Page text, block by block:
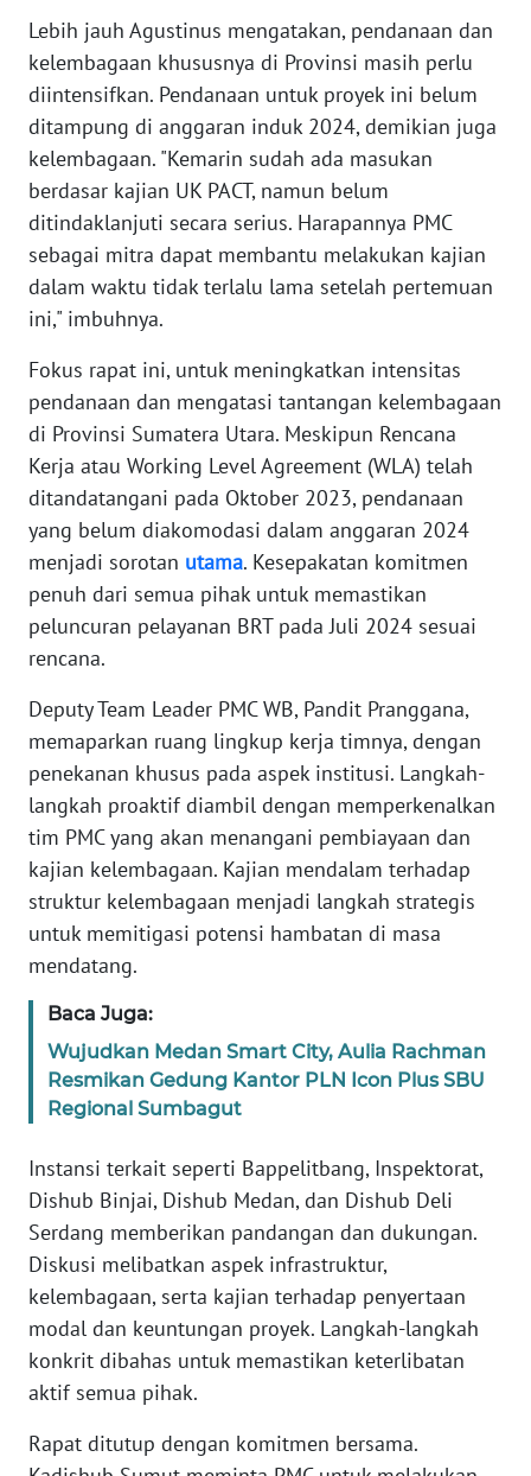
Lebih jauh Agustinus mengatakan, pendanaan dan
kelembagaan khususnya di Provinsi masih perlu
diintensifkan. Pendanaan untuk proyek ini belum
ditampung di anggaran induk 2024, demikian juga
kelembagaan. "Kemarin sudah ada masukan
berdasar kajian UK PACT, namun belum
ditindaklanjuti secara serius. Harapannya PMC
sebagai mitra dapat membantu melakukan kajian
dalam waktu tidak terlalu lama setelah pertemuan
ini," imbuhnya.
Fokus rapat ini, untuk meningkatkan intensitas
pendanaan dan mengatasi tantangan kelembagaan
di Provinsi Sumatera Utara. Meskipun Rencana
Kerja atau Working Level Agreement (WLA) telah
ditandatangani pada Oktober 2023, pendanaan
yang belum diakomodasi dalam anggaran 2024
menjadi sorotan utama. Kesepakatan komitmen
penuh dari semua pihak untuk memastikan
peluncuran pelayanan BRT pada Juli 2024 sesuai
rencana.
Deputy Team Leader PMC WB, Pandit Pranggana,
memaparkan ruang lingkup kerja timnya, dengan
penekanan khusus pada aspek institusi. Langkah-
langkah proaktif diambil dengan memperkenalkan
tim PMC yang akan menangani pembiayaan dan
kajian kelembagaan. Kajian mendalam terhadap
struktur kelembagaan menjadi langkah strategis
untuk memitigasi potensi hambatan di masa
mendatang.
Baca Juga:
Wujudkan Medan Smart City, Aulia Rachman
Resmikan Gedung Kantor PLN Icon Plus SBU
Regional Sumbagut
Instansi terkait seperti Bappelitbang, Inspektorat,
Dishub Binjai, Dishub Medan, dan Dishub Deli
Serdang memberikan pandangan dan dukungan.
Diskusi melibatkan aspek infrastruktur,
kelembagaan, serta kajian terhadap penyertaan
modal dan keuntungan proyek. Langkah-langkah
konkrit dibahas untuk memastikan keterlibatan
aktif semua pihak.
Rapat ditutup dengan komitmen bersama.
WN
SULTRA
WN
NTB
WN
SULTENG
WN
WN
BABEL
WN
WN
SUMSEL
WN
WN
LAMPUNG
WN
JATENG
WN
NUSANTARA
WN
JOGJA
WN
WN
WN
KALBAR
WN
KALTENG
WN